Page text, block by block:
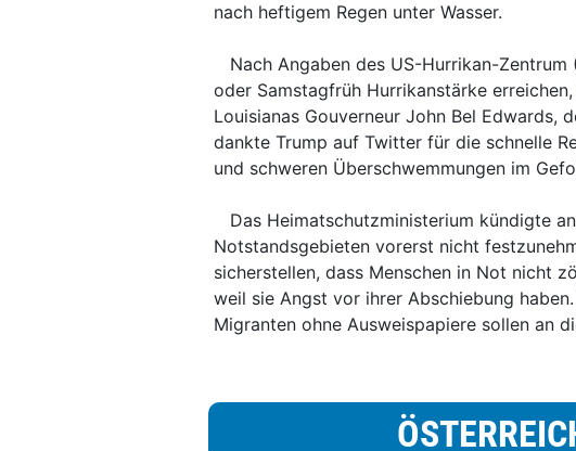
nach heftigem Regen unter Wasser.
Nach Angaben des US-Hurrikan-
oder Samstagfrüh Hurrikanstärke
Louisianas Gouverneur John Bel Edwards,
dankte Trump auf Twitter für die schnelle
und schweren Überschwemmungen im
Das Heimatschutzministerium kündigte
Notstandsgebieten vorerst nicht
sicherstellen, dass Menschen in Not nicht
weil sie Angst vor ihrer Abschiebung
Migranten ohne Ausweispapiere sollen an